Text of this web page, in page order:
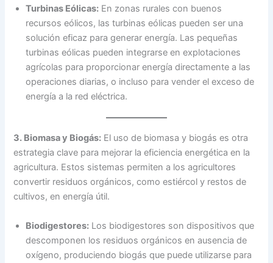
Turbinas Eólicas: En zonas rurales con buenos
recursos eólicos, las turbinas eólicas pueden ser una
solución eficaz para generar energía. Las pequeñas
turbinas eólicas pueden integrarse en explotaciones
agrícolas para proporcionar energía directamente a las
operaciones diarias, o incluso para vender el exceso de
energía a la red eléctrica.
3. Biomasa y Biogás: El uso de biomasa y biogás es otra
estrategia clave para mejorar la eficiencia energética en la
agricultura. Estos sistemas permiten a los agricultores
convertir residuos orgánicos, como estiércol y restos de
cultivos, en energía útil.
Biodigestores: Los biodigestores son dispositivos que
descomponen los residuos orgánicos en ausencia de
oxígeno, produciendo biogás que puede utilizarse para